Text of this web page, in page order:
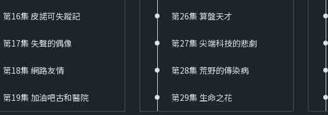
第16集 皮諾可失蹤記
第17集 失聲的偶像
第18集 網路友情
第19集 加油吧古和醫院
第26集 算盤天才
第27集 尖端科技的悲劇
第28集 荒野的傳染病
第29集 生命之花